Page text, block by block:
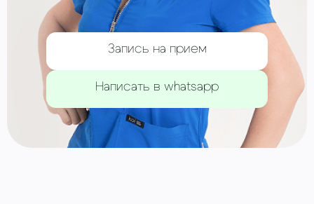
Запись на прием
Написать в whatsapp